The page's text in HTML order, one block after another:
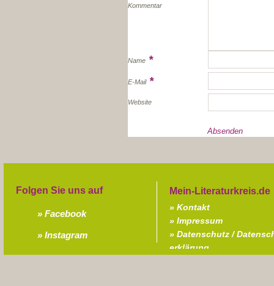
Kommentar
Name *
E-Mail *
Website
Kontakt
Impressum
Datenschutz /
erklärung
Folgen Sie uns auf
Facebook
Instagram